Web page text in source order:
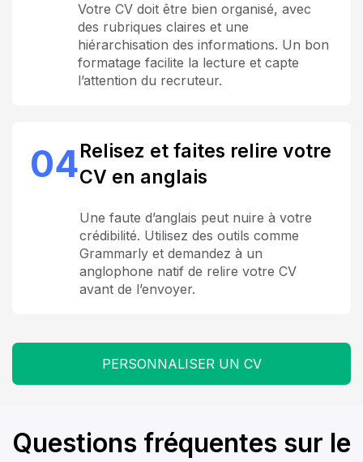
Votre CV doit être bien organisé, avec
des rubriques claires et une
hiérarchisation des informations. Un bon
formatage facilite la lecture et capte
l’attention du recruteur.
04Relisez et faites relire votre
CV en anglais
Une faute d’anglais peut nuire à votre
crédibilité. Utilisez des outils comme
Grammarly et demandez à un
anglophone natif de relire votre CV
avant de l’envoyer.
PERSONNALISER UN CV
Questions fréquentes sur le